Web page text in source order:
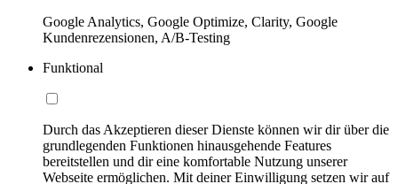
Google Analytics, Google Optimize, Clarity, Google
Kundenrezensionen, A/B-Testing
Funktional
Durch das Akzeptieren dieser Dienste können wir dir über die
grundlegenden Funktionen hinausgehende Features
bereitstellen und dir eine komfortable Nutzung unserer
Webseite ermöglichen. Mit deiner Einwilligung setzen wir auf